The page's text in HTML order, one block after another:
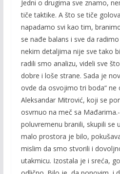
Jedni o drugima sve znamo,
tiče taktike. A što se tiče
napadamo svi kao tim,
se nađe balans i sve da
nekim detaljima nije sve tako
radili smo analizu, videli sve
dobre i loše strane. Sada je
ovde da osvojimo tri boda“ ne
Aleksandar Mitrović, koji se
osvrnuo na meč sa
poluvremenu branili, skupili se
malo prostora je bilo,
mislim da smo stvorili i
utakmicu. Izostala je i sreća,